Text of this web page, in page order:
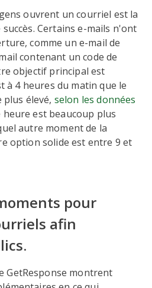
ouvrent un courriel est la
Certains e-mails n'ont
comme un e-mail de
contenant un code de
objectif principal est
à 4 heures du matin que le
élevé, selon les données
heure est beaucoup plus
autre moment de la
option solide est entre 9 et
pour
afin
GetResponse montrent